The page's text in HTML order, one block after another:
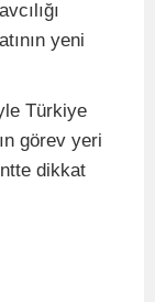
yeni
Türkiye
görev yeri
dikkat